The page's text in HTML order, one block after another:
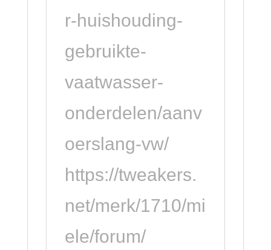
r-huishouding-
gebruikte-
vaatwasser-
onderdelen/aanv
oerslang-vw/
https://tweakers.
net/merk/1710/mi
ele/forum/